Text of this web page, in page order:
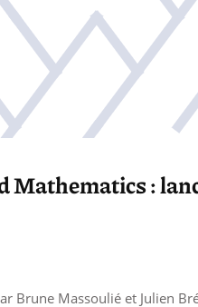
:
Brune Massoulié et Julien